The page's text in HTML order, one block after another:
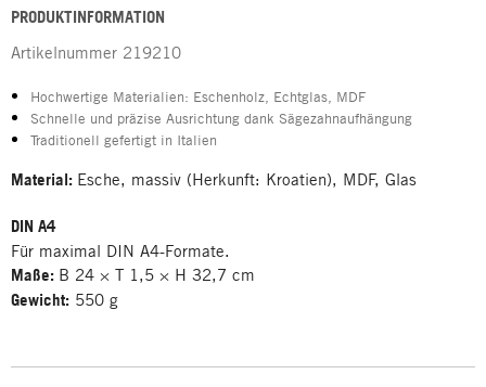
PRODUKTINFORMATION
Artikelnummer 219210
Hochwertige Materialien: Eschenholz, Echtglas, MDF
Schnelle und präzise Ausrichtung dank Sägezahnaufhängung
Traditionell gefertigt in Italien
Material: Esche, massiv (Herkunft: Kroatien), MDF, Glas
DIN A4
Für maximal DIN A4-Formate.
Maße: B 24 × T 1,5 × H 32,7 cm
Gewicht: 550 g